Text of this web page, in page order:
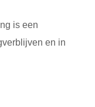
is een
en in